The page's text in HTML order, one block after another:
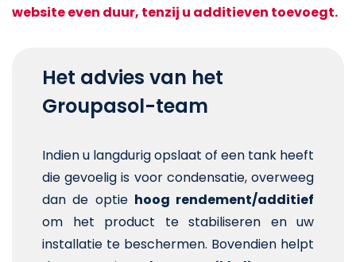
website even duur, tenzij u additieven toevoegt.
Het advies van het
Groupasol-team
Indien u langdurig opslaat of een tank heeft
die gevoelig is voor condensatie, overweeg
dan de optie hoog rendement/additief
om het product te stabiliseren en uw
installatie te beschermen. Bovendien helpt